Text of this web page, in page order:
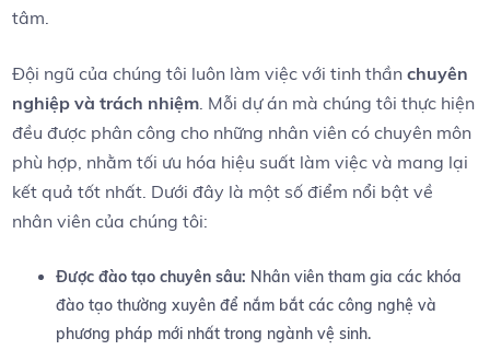
tâm.
Đội ngũ của chúng tôi luôn làm việc với tinh thầnchuyên
nghiệp và‌ trách nhiệm . Mỗi⁣ dự án mà ‌chúng tôi thực hiện
‍đều được phân‌ công cho những nhân viên có⁤ chuyên ⁤môn
phù hợp,⁣ nhằm tối ưu hóa⁣ hiệu ‌suất làm việc và mang​ lại
kết quả tốt ​nhất. Dưới ⁢đây là‌ một số ​điểm nổi⁣ bật về
nhân viên của⁤ chúng tôi:
Được⁤ đào‍ tạo chuyên sâu: Nhân viên tham gia các khóa
đào‌ tạo⁢ thường xuyên để nắm‍ bắt các ‍công nghệ và
phương pháp⁢ mới⁤ nhất trong ngành⁣ vệ sinh.